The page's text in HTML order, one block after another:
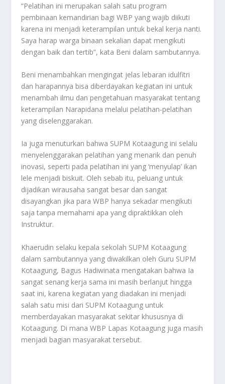
“Pelatihan ini merupakan salah satu program
pembinaan kemandirian bagi WBP yang wajib diikuti
karena ini menjadi keterampilan untuk bekal kerja nanti.
Saya harap warga binaan sekalian dapat mengikuti
dengan baik dan tertib”, kata Beni dalam sambutannya.
Beni menambahkan mengingat jelas lebaran idulfitri
dan harapannya bisa diberdayakan kegiatan ini untuk
menambah ilmu dan pengetahuan masyarakat tentang
keterampilan Narapidana melalui pelatihan-pelatihan
yang diselenggarakan.
Ia juga menuturkan bahwa SUPM Kotaagung ini selalu
menyelenggarakan pelatihan yang menarik dan penuh
inovasi, seperti pada pelatihan ini yang ‘menyulap’ ikan
lele menjadi biskuit. Oleh sebab itu, peluang untuk
dijadikan wirausaha sangat besar dan sangat
disayangkan jika para WBP hanya sekadar mengikuti
saja tanpa memahami apa yang dipraktikkan oleh
Instruktur.
Khaerudin selaku kepala sekolah SUPM Kotaagung
dalam sambutannya yang diwakilkan oleh Guru SUPM
Kotaagung, Bagus Hadiwinata mengatakan bahwa Ia
sangat senang kerja sama ini masih berlanjut hingga
saat ini, karena kegiatan yang diadakan ini menjadi
salah satu misi dari SUPM Kotaagung untuk
memberdayakan masyarakat sekitar khususnya di
Kotaagung. Di mana WBP Lapas Kotaagung juga masih
menjadi bagian masyarakat tersebut.